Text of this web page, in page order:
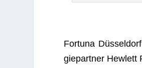
For­tuna
gie­part­ner Hew­lett